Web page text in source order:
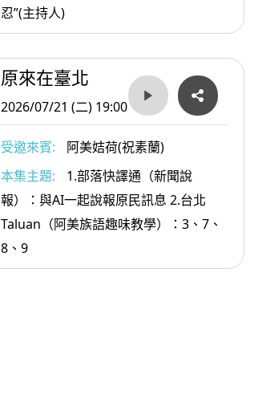
忍”(主持人)
原來在臺北
2026/07/21 (二) 19:00
受邀來賓:
阿美姞荷(祝素蘭)
本集主題:
1.部落快譯通（新聞說
報）：與AI一起說報原民訊息 2.台北
Taluan（阿美族語趣味教學）：3、7、
8、9